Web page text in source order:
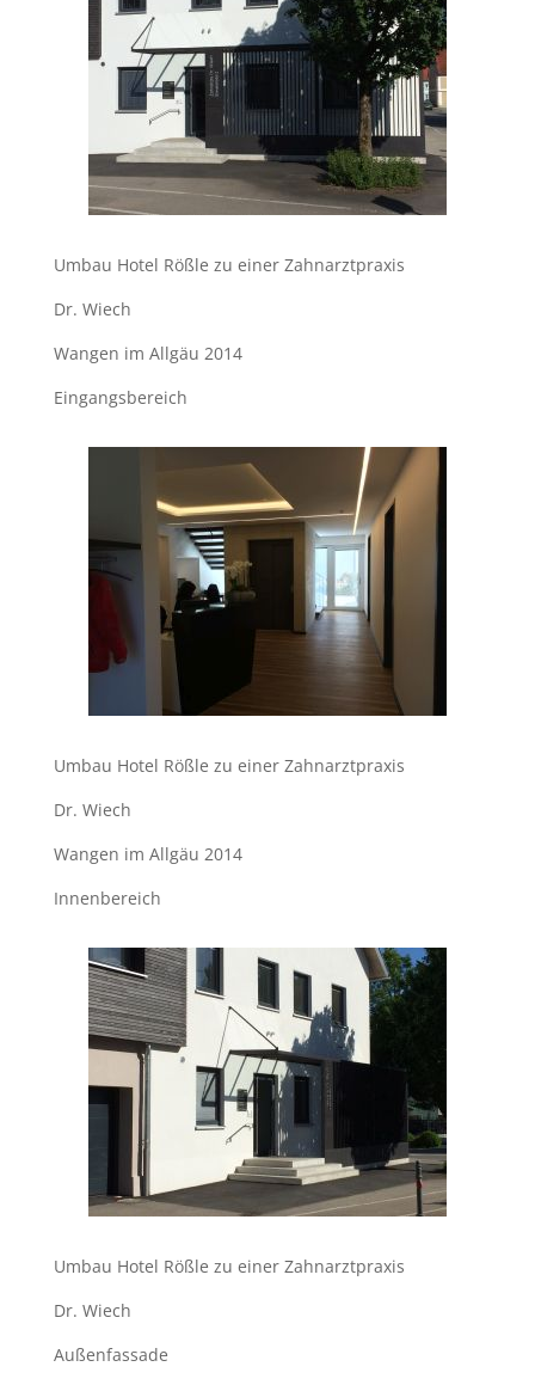
Umbau Hotel Rößle zu einer Zahnarztpraxis
Dr. Wiech
Wangen im Allgäu 2014
Eingangsbereich
Umbau Hotel Rößle zu einer Zahnarztpraxis
Dr. Wiech
Wangen im Allgäu 2014
Innenbereich
Umbau Hotel Rößle zu einer Zahnarztpraxis
Dr. Wiech
Außenfassade